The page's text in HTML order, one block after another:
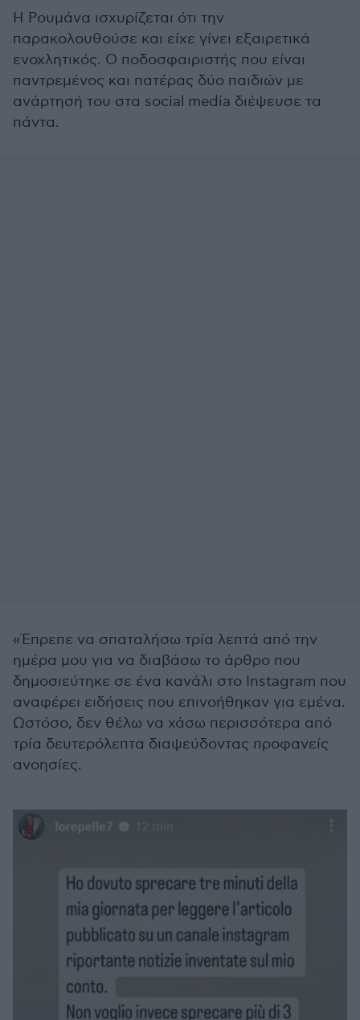
Η Ρουμάνα ισχυρίζεται ότι την
παρακολουθούσε και είχε γίνει εξαιρετικά
ενοχλητικός. Ο ποδοσφαιριστής που είναι
παντρεμένος και πατέρας δύο παιδιών με
ανάρτησή του στα social media διέψευσε τα
πάντα.
«Έπρεπε να σπαταλήσω τρία λεπτά από την
ημέρα μου για να διαβάσω το άρθρο που
δημοσιεύτηκε σε ένα κανάλι στο Instagram που
αναφέρει ειδήσεις που επινοήθηκαν για εμένα.
Ωστόσο, δεν θέλω να χάσω περισσότερα από
τρία δευτερόλεπτα διαψεύδοντας προφανείς
ανοησίες.